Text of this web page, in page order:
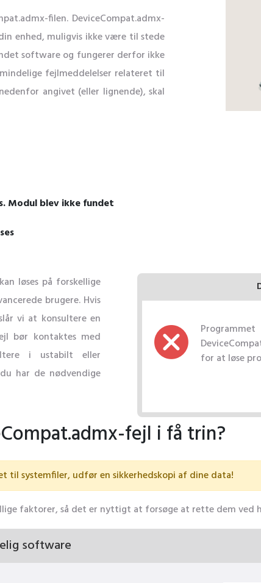
filen. DeviceCompat.admx-
enhed, muligvis ikke være til stede
software og fungerer derfor ikke
fejlmeddelelser relateret til
angivet (eller lignende), skal
Modul blev ikke fundet
for at løse
løses på forskellige
brugere. Hvis
vi at konsultere en
bør kontaktes med
i ustabilt eller
har de nødvendige
fejl i få trin?
til systemfiler, udfør en sikkerhedskopi af dine data!
faktorer, så det er nyttigt at forsøge at rette dem
software